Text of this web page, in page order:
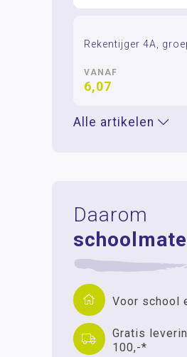
Rekentijger 4A,
VANAF
6,07
Alle artikelen
Daarom
Voor school
Gratis
100,-*